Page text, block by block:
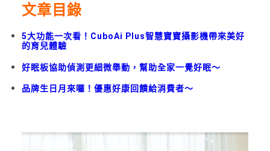
文章目錄
5大功能一次看！CuboAi Plus智慧寶寶攝影機帶來美好
的育兒體驗
好眠板協助偵測更細微舉動，幫助全家一覺好眠～
品牌生日月來囉！優惠好康回饋給消費者～